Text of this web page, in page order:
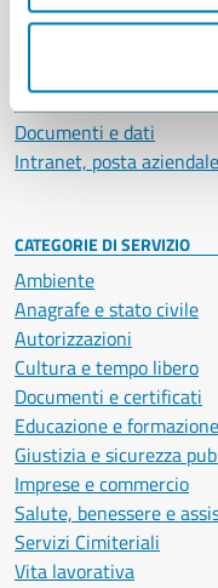
Uffici
Personale
Documenti e dati
Intranet, posta
CATEGORIE DI SERVIZIO
Ambiente
Anagrafe e stato civile
Autorizzazioni
Cultura e tempo libero
Documenti e certificati
Educazione e formazione
Giustizia e sicurezza
Imprese e commercio
Salute, benessere e
Servizi Cimiteriali
Vita lavorativa